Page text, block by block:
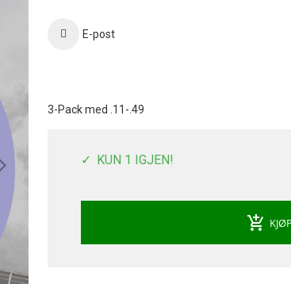
E-post
3-Pack med .11-.49
KUN 1 IGJEN!
add_shopping_cart